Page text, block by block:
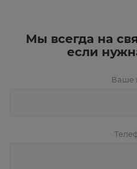
Мы всегда на
если
Ваше